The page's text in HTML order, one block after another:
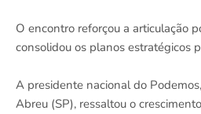
O encontro reforçou a articulação
consolidou os planos estratégicos
A presidente nacional do
Abreu (SP), ressaltou o